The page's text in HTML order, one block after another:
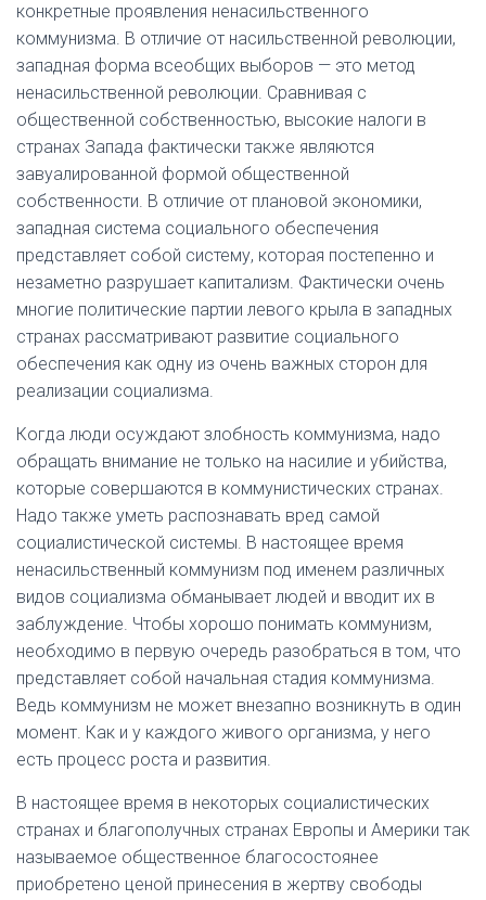
конкретные проявления ненасильственного
коммунизма. В отличие от насильственной революции,
западная форма всеобщих выборов — это метод
ненасильственной революции. Сравнивая с
общественной собственностью, высокие налоги в
странах Запада фактически также являются
завуалированной формой общественной
собственности. В отличие от плановой экономики,
западная система социального обеспечения
представляет собой систему, которая постепенно и
незаметно разрушает капитализм. Фактически очень
многие политические партии левого крыла в западных
странах рассматривают развитие социального
обеспечения как одну из очень важных сторон для
реализации социализма.
Когда люди осуждают злобность коммунизма, надо
обращать внимание не только на насилие и убийства,
которые совершаются в коммунистических странах.
Надо также уметь распознавать вред самой
социалистической системы. В настоящее время
ненасильственный коммунизм под именем различных
видов социализма обманывает людей и вводит их в
заблуждение. Чтобы хорошо понимать коммунизм,
необходимо в первую очередь разобраться в том, что
представляет собой начальная стадия коммунизма.
Ведь коммунизм не может внезапно возникнуть в один
момент. Как и у каждого живого организма, у него
есть процесс роста и развития.
В настоящее время в некоторых социалистических
странах и благополучных странах Европы и Америки так
называемое общественное благосостоянее
приобретено ценой принесения в жертву свободы